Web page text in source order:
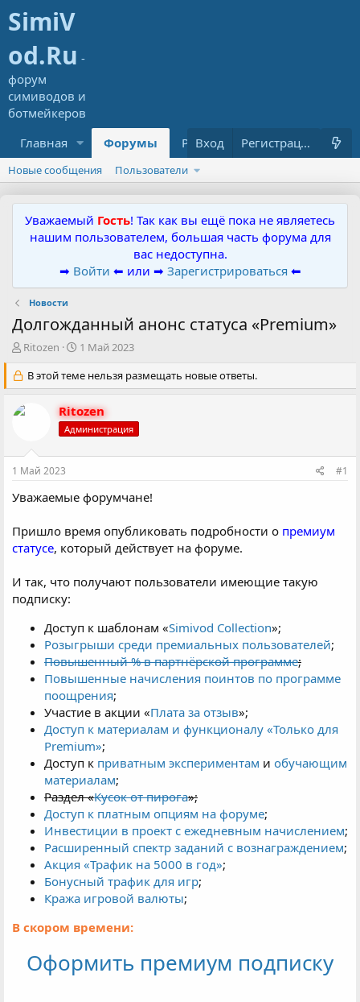
Главная Форумы Ресурсы Что нового?
Вход Регистрация
Новые сообщения Пользователи
Уважаемый Гость! Так как вы ещё пока не являетесь
нашим пользователем, большая часть форума для
вас недоступна.
➡ Войти ⬅ или ➡ Зарегистрироваться ⬅
Новости
Долгожданный анонс статуса «Premium»
А
т
о
р
т
Ritozen
Д
т
а
н
а
ч
1 Май 2023
В этой теме нельзя размещать новые ответы.
Ritozen
Администрация
1 Май 2023 #1
Уважаемые форумчане!
Пришло время опубликовать подробности о премиум
статусе, который действует на форуме.
И так, что получают пользователи имеющие такую
подписку:
Доступ к шаблонам «Simivod Collection»;
Розыгрыши среди премиальных пользователей;
Повышенный % в партнёрской программе;
Повышенные начисления поинтов по программе
поощрения;
Участие в акции «Плата за отзыв»;
Доступ к материалам и функционалу «Только для
Premium»;
Доступ к приватным экспериментам и обучающим
материалам;
Раздел «Кусок от пирога»;
Доступ к платным опциям на форуме;
Инвестиции в проект с ежедневным начислением;
Расширенный спектр заданий с вознаграждением;
Акция «Трафик на 5000 в год»;
Бонусный трафик для игр;
Кража игровой валюты;
В скором времени:
Возможность защитить свои сайты от склика;
Оформить премиум подписку